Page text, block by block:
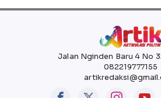
Jalan Nginden Baru 4 No
082219777155